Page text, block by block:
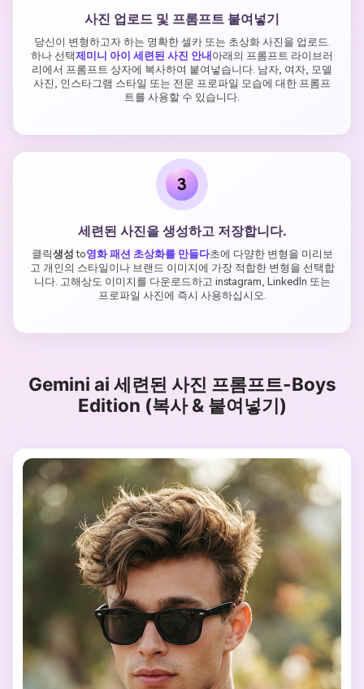
사진 업로드 및 프롬프트 붙여넣기
당신이 변형하고자 하는 명확한 셀카 또는 초상화 사진을 업로드.
하나 선택제미니 아이 세련된 사진 안내 아래의 프롬프트 라이브러
리에서 프롬프트 상자에 복사하여 붙여넣습니다. 남자, 여자, 모델
사진, 인스타그램 스타일 또는 전문 프로파일 모습에 대한 프롬프
트를 사용할 수 있습니다.
3
세련된 사진을 생성하고 저장합니다.
클릭생성 to영화 패션 초상화를 만들다초에 다양한 변형을 미리보
고 개인의 스타일이나 브랜드 이미지에 가장 적합한 변형을 선택합
니다. 고해상도 이미지를 다운로드하고 instagram, LinkedIn 또는
프로파일 사진에 즉시 사용하십시오.
Gemini ai 세련된 사진 프롬프트-Boys
Edition (복사 & 붙여넣기)